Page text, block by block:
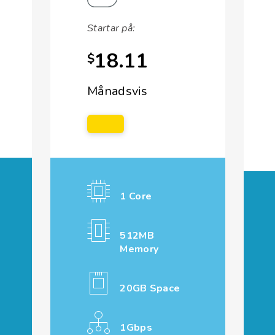
Startar på:
$18.11
Månadsvis
1 Core
512MB
Memory
20GB Space
1Gbps